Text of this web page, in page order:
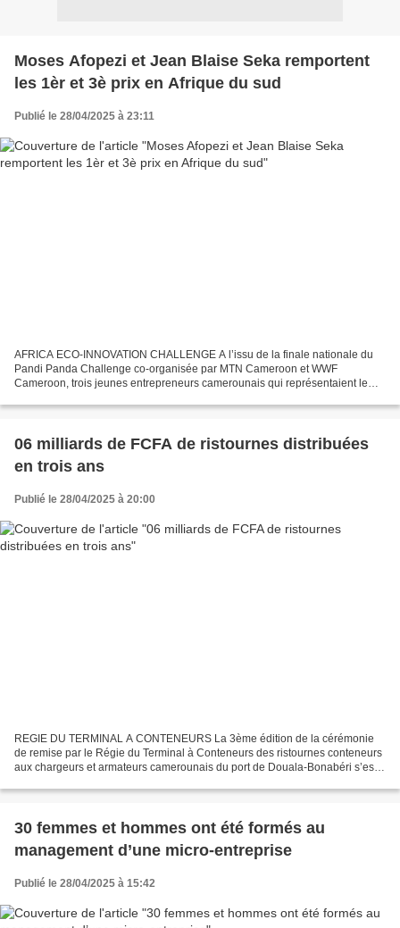
Moses Afopezi et Jean Blaise Seka remportent
les 1èr et 3è prix en Afrique du sud
Publié le 28/04/2025 à 23:11
AFRICA ECO-INNOVATION CHALLENGE A l’issu de la finale nationale du
Pandi Panda Challenge co-organisée par MTN Cameroon et WWF
Cameroon, trois jeunes entrepreneurs camerounais qui représentaient le
06 milliards de FCFA de ristournes distribuées
en trois ans
Publié le 28/04/2025 à 20:00
REGIE DU TERMINAL A CONTENEURS La 3ème édition de la cérémonie
de remise par le Régie du Terminal à Conteneurs des ristournes conteneurs
aux chargeurs et armateurs camerounais du port de Douala-Bonabéri s’est
30 femmes et hommes ont été formés au
management d’une micro-entreprise
Publié le 28/04/2025 à 15:42